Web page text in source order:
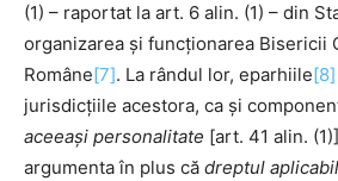
(1) – raportat la art. 6 alin. (1) – din
organizarea și funcționarea Bisericii
Române[7]. La rândul lor, eparhiile[8]
jurisdicțiile acestora, ca și
aceeași personalitate [art. 41 alin.
argumenta în plus că dreptul